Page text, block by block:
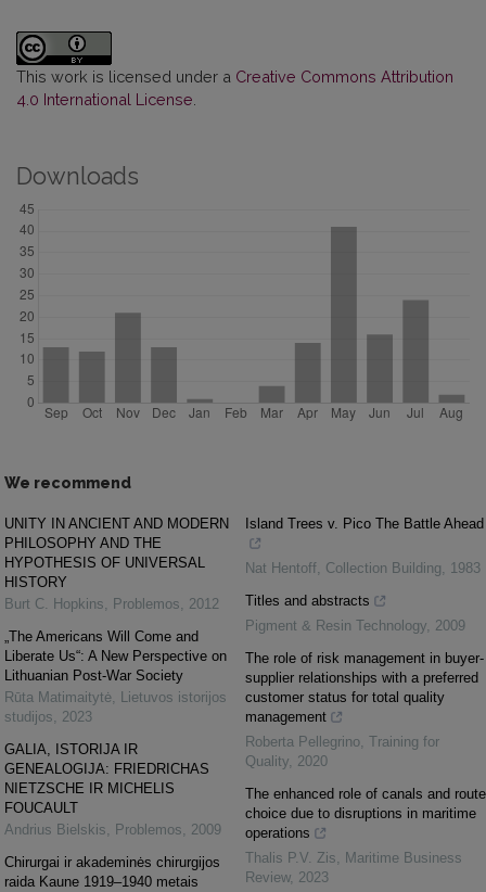
This work is licensed under a Creative Commons Attribution
4.0 International License
Downloads
We recommend
UNITY IN ANCIENT AND MODERN
PHILOSOPHY AND THE
HYPOTHESIS OF UNIVERSAL
HISTORY
Burt C. Hopkins, Problemos, 2012
„The Americans Will Come and
Liberate Us“: A New Perspective on
Lithuanian Post-War Society
Rūta Matimaitytė, Lietuvos istorijos
studijos, 2023
GALIA, ISTORIJA IR
GENEALOGIJA: FRIEDRICHAS
NIETZSCHE IR MICHELIS
FOUCAULT
Andrius Bielskis, Problemos, 2009
Chirurgai ir akademinės chirurgijos
raida Kaune 1919–1940 metais
Island Trees v. Pico The Battle Ahead
Nat Hentoff, Collection Building, 1983
Titles and abstracts
Pigment & Resin Technology, 2009
The role of risk management in buyer-
supplier relationships with a preferred
customer status for total quality
management
Roberta Pellegrino, Training for
Quality, 2020
The enhanced role of canals and route
choice due to disruptions in maritime
operations
Thalis P.V. Zis, Maritime Business
Review, 2023